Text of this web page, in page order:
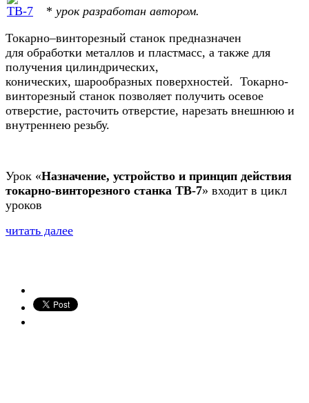
* урок разработан автором.
Токарно–винторезный станок предназначен
для обработки металлов и пластмасс, а также для
получения цилиндрических,
конических, шарообразных поверхностей. Токарно-
винторезный станок позволяет получить осевое
отверстие, расточить отверстие, нарезать внешнюю и
внутреннею резьбу.
Урок «Назначение, устройство и принцип действия
токарно-винторезного станка ТВ-7» входит в цикл
уроков
читать далее